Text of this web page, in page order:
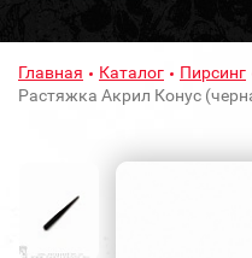
Главная Каталог Пирсинг
Растяжка Акрил Конус